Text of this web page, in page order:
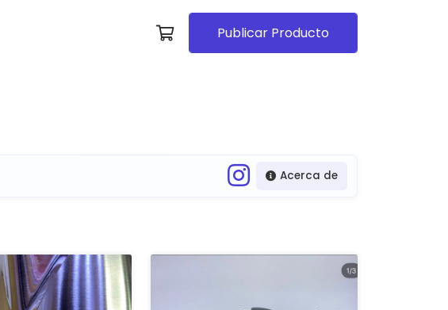
Publicar Producto
Acerca de